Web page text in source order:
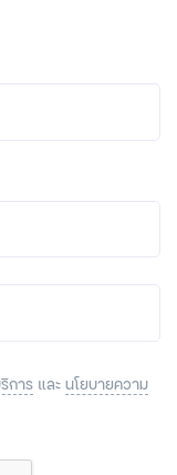
การ และ นโยบายความ